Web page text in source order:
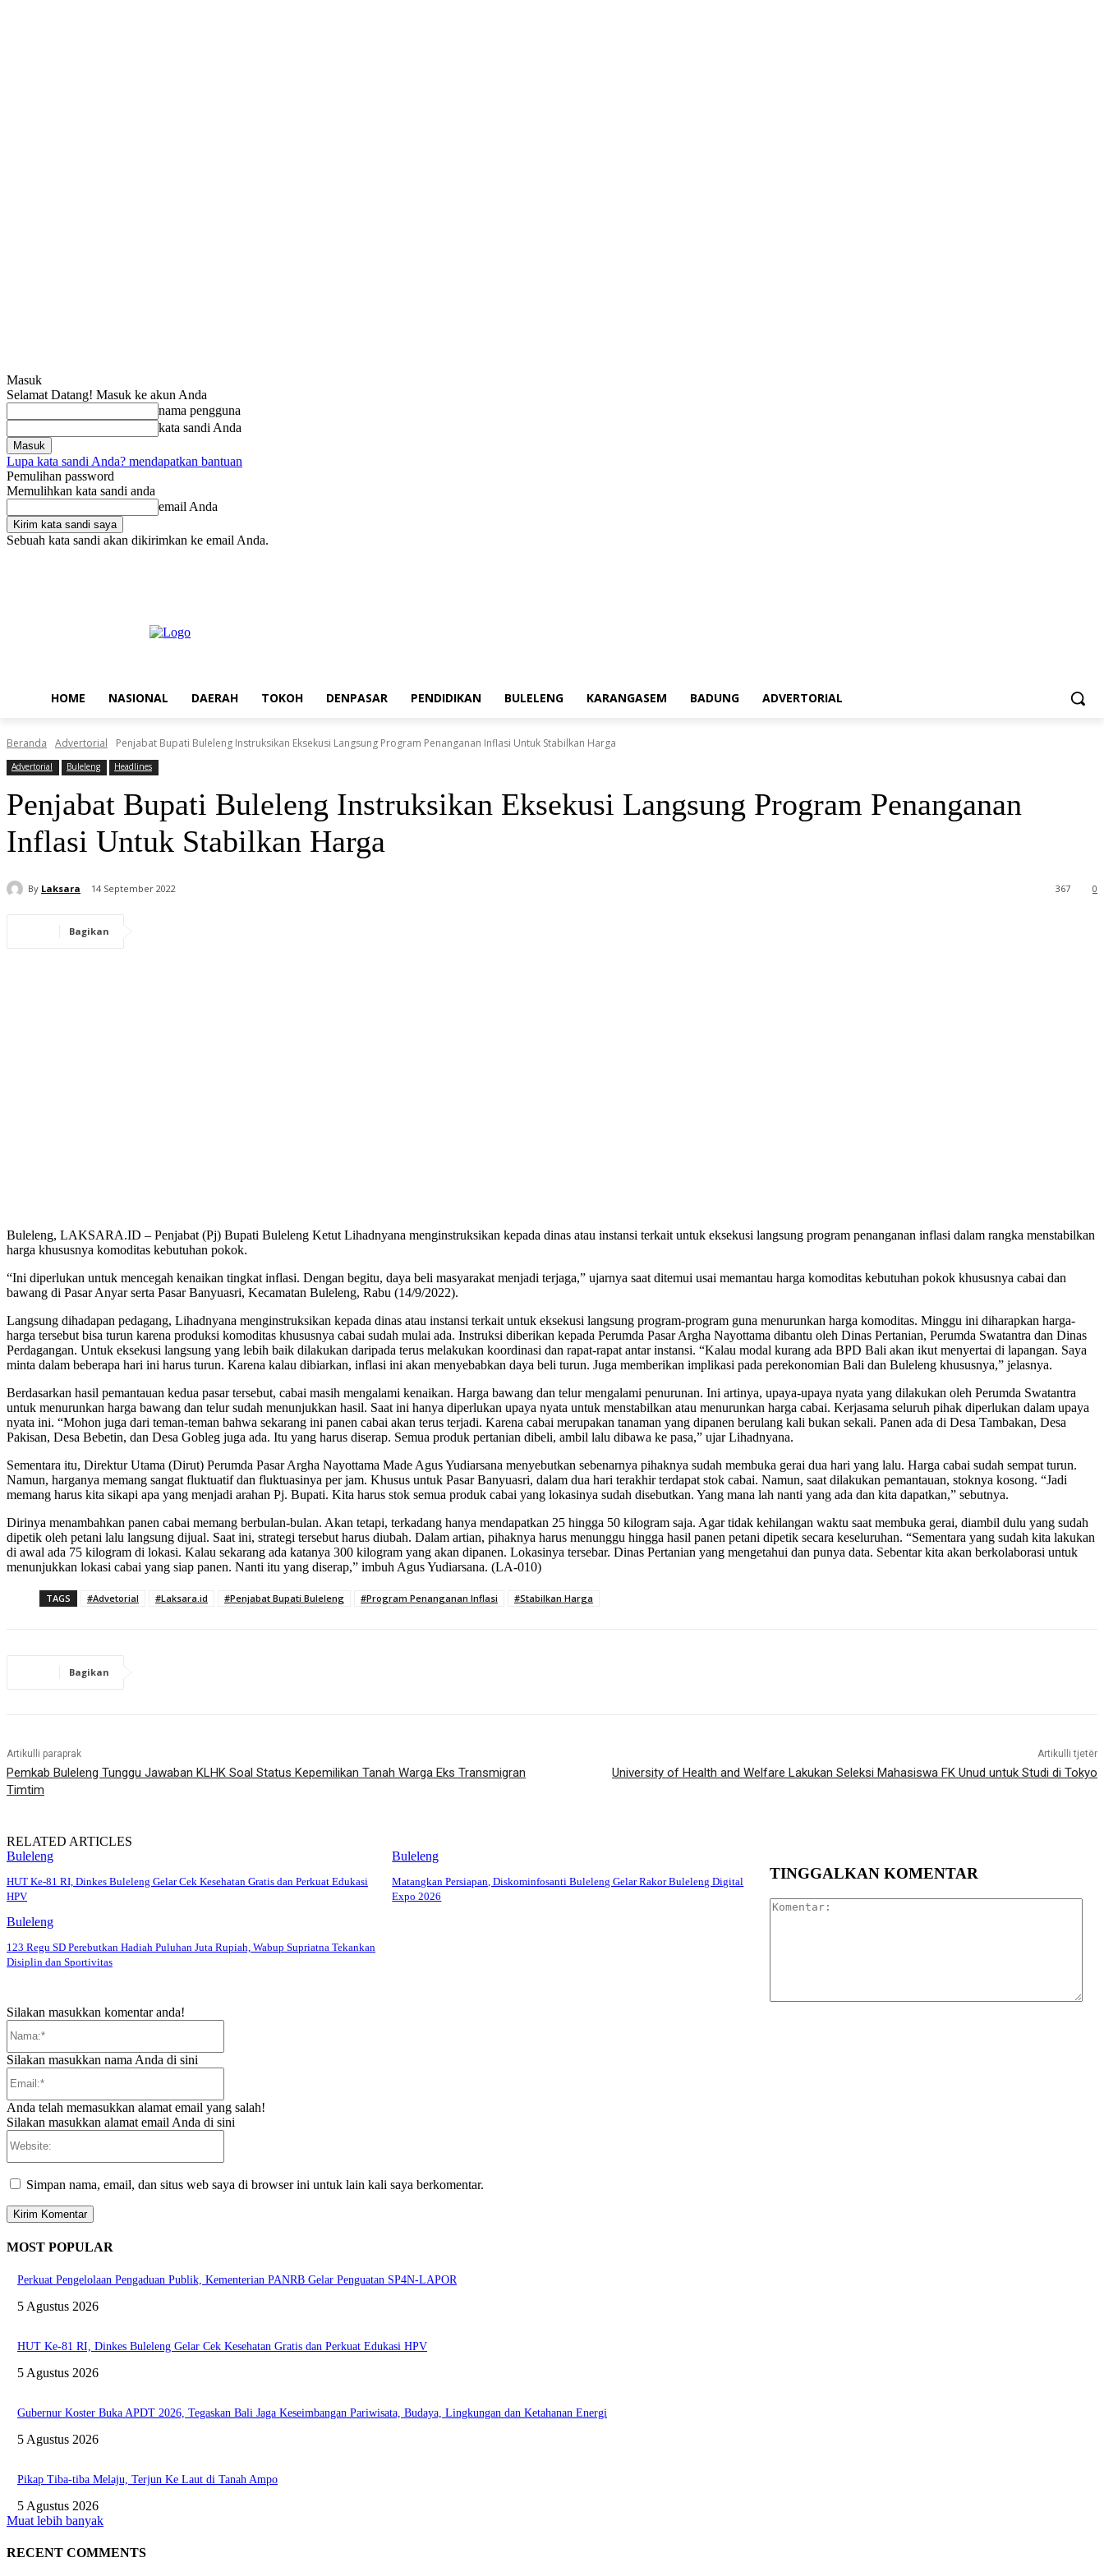
Masuk
Selamat Datang! Masuk ke akun Anda
nama pengguna
kata sandi Anda
Lupa kata sandi Anda? mendapatkan bantuan
Pemulihan password
Memulihkan kata sandi anda
email Anda
Sebuah kata sandi akan dikirimkan ke email Anda.
HOME NASIONAL DAERAH TOKOH DENPASAR PENDIDIKAN BULELENG KARANGASEM BADUNG ADVERTORIAL
Beranda Advertorial Penjabat Bupati Buleleng Instruksikan Eksekusi Langsung Program Penanganan Inflasi Untuk Stabilkan Harga
Advertorial Buleleng Headlines
Penjabat Bupati Buleleng Instruksikan Eksekusi Langsung Program Penanganan
Inflasi Untuk Stabilkan Harga
By Laksara 14 September 2022 0
367
Bagikan
Buleleng, LAKSARA.ID – Penjabat (Pj) Bupati Buleleng Ketut Lihadnyana menginstruksikan kepada dinas atau instansi terkait untuk eksekusi langsung program penanganan inflasi dalam rangka menstabilkan
harga khususnya komoditas kebutuhan pokok.
“Ini diperlukan untuk mencegah kenaikan tingkat inflasi. Dengan begitu, daya beli masyarakat menjadi terjaga,” ujarnya saat ditemui usai memantau harga komoditas kebutuhan pokok khususnya cabai dan
bawang di Pasar Anyar serta Pasar Banyuasri, Kecamatan Buleleng, Rabu (14/9/2022).
Langsung dihadapan pedagang, Lihadnyana menginstruksikan kepada dinas atau instansi terkait untuk eksekusi langsung program-program guna menurunkan harga komoditas. Minggu ini diharapkan harga-
harga tersebut bisa turun karena produksi komoditas khususnya cabai sudah mulai ada. Instruksi diberikan kepada Perumda Pasar Argha Nayottama dibantu oleh Dinas Pertanian, Perumda Swatantra dan Dinas
Perdagangan. Untuk eksekusi langsung yang lebih baik dilakukan daripada terus melakukan koordinasi dan rapat-rapat antar instansi. “Kalau modal kurang ada BPD Bali akan ikut menyertai di lapangan. Saya
minta dalam beberapa hari ini harus turun. Karena kalau dibiarkan, inflasi ini akan menyebabkan daya beli turun. Juga memberikan implikasi pada perekonomian Bali dan Buleleng khususnya,” jelasnya.
Berdasarkan hasil pemantauan kedua pasar tersebut, cabai masih mengalami kenaikan. Harga bawang dan telur mengalami penurunan. Ini artinya, upaya-upaya nyata yang dilakukan oleh Perumda Swatantra
untuk menurunkan harga bawang dan telur sudah menunjukkan hasil. Saat ini hanya diperlukan upaya nyata untuk menstabilkan atau menurunkan harga cabai. Kerjasama seluruh pihak diperlukan dalam upaya
nyata ini. “Mohon juga dari teman-teman bahwa sekarang ini panen cabai akan terus terjadi. Karena cabai merupakan tanaman yang dipanen berulang kali bukan sekali. Panen ada di Desa Tambakan, Desa
Pakisan, Desa Bebetin, dan Desa Gobleg juga ada. Itu yang harus diserap. Semua produk pertanian dibeli, ambil lalu dibawa ke pasa,” ujar Lihadnyana.
Sementara itu, Direktur Utama (Dirut) Perumda Pasar Argha Nayottama Made Agus Yudiarsana menyebutkan sebenarnya pihaknya sudah membuka gerai dua hari yang lalu. Harga cabai sudah sempat turun.
Namun, harganya memang sangat fluktuatif dan fluktuasinya per jam. Khusus untuk Pasar Banyuasri, dalam dua hari terakhir terdapat stok cabai. Namun, saat dilakukan pemantauan, stoknya kosong. “Jadi
memang harus kita sikapi apa yang menjadi arahan Pj. Bupati. Kita harus stok semua produk cabai yang lokasinya sudah disebutkan. Yang mana lah nanti yang ada dan kita dapatkan,” sebutnya.
Dirinya menambahkan panen cabai memang berbulan-bulan. Akan tetapi, terkadang hanya mendapatkan 25 hingga 50 kilogram saja. Agar tidak kehilangan waktu saat membuka gerai, diambil dulu yang sudah
dipetik oleh petani lalu langsung dijual. Saat ini, strategi tersebut harus diubah. Dalam artian, pihaknya harus menunggu hingga hasil panen petani dipetik secara keseluruhan. “Sementara yang sudah kita lakukan
di awal ada 75 kilogram di lokasi. Kalau sekarang ada katanya 300 kilogram yang akan dipanen. Lokasinya tersebar. Dinas Pertanian yang mengetahui dan punya data. Sebentar kita akan berkolaborasi untuk
menunjukkan lokasi cabai yang siap panen. Nanti itu yang diserap,” imbuh Agus Yudiarsana. (LA-010)
TAGS #Advetorial #Laksara.id #Penjabat Bupati Buleleng #Program Penanganan Inflasi #Stabilkan Harga
Bagikan
Artikulli paraprak
Pemkab Buleleng Tunggu Jawaban KLHK Soal Status Kepemilikan Tanah Warga Eks Transmigran
Timtim
Artikulli tjetër
University of Health and Welfare Lakukan Seleksi Mahasiswa FK Unud untuk Studi di Tokyo
RELATED ARTICLES
Buleleng
HUT Ke-81 RI, Dinkes Buleleng Gelar Cek Kesehatan Gratis dan Perkuat Edukasi
HPV
Buleleng
Matangkan Persiapan, Diskominfosanti Buleleng Gelar Rakor Buleleng Digital
Expo 2026
Buleleng
123 Regu SD Perebutkan Hadiah Puluhan Juta Rupiah, Wabup Supriatna Tekankan
Disiplin dan Sportivitas
TINGGALKAN KOMENTAR
Silakan masukkan komentar anda!
Silakan masukkan nama Anda di sini
Anda telah memasukkan alamat email yang salah!
Silakan masukkan alamat email Anda di sini
Simpan nama, email, dan situs web saya di browser ini untuk lain kali saya berkomentar.
MOST POPULAR
Perkuat Pengelolaan Pengaduan Publik, Kementerian PANRB Gelar Penguatan SP4N-LAPOR
5 Agustus 2026
HUT Ke-81 RI, Dinkes Buleleng Gelar Cek Kesehatan Gratis dan Perkuat Edukasi HPV
5 Agustus 2026
Gubernur Koster Buka APDT 2026, Tegaskan Bali Jaga Keseimbangan Pariwisata, Budaya, Lingkungan dan Ketahanan Energi
5 Agustus 2026
Pikap Tiba-tiba Melaju, Terjun Ke Laut di Tanah Ampo
5 Agustus 2026
Muat lebih banyak
RECENT COMMENTS